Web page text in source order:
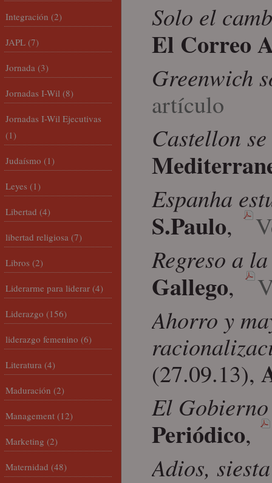
Solo el
El Correo
Greenwich
artículo
Castellon
Espanha
S.Paulo,
Regreso a
Gallego,
Ahorro y
(27.09.13),
El
Periódico,
Adios,
Integración (2)
JAPL (7)
Jornada (3)
Jornadas I-Wil (8)
Jornadas I-Wil Ejecutivas
(1)
Judaísmo (1)
Leyes (1)
Libertad (4)
libertad religiosa (7)
Libros (2)
Liderarme para liderar (4)
Liderazgo (156)
liderazgo femenino (6)
Literatura (4)
Maduración (2)
Management (12)
Marketing (2)
Maternidad (48)